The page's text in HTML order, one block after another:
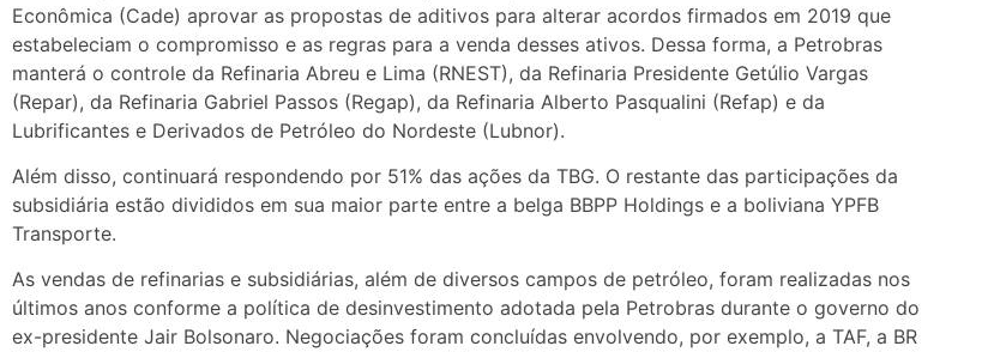
Econômica (Cade) aprovar as propostas de aditivos para alterar acordos firmados em 2019 que
estabeleciam o compromisso e as regras para a venda desses ativos. Dessa forma, a Petrobras
manterá o controle da Refinaria Abreu e Lima (RNEST), da Refinaria Presidente Getúlio Vargas
(Repar), da Refinaria Gabriel Passos (Regap), da Refinaria Alberto Pasqualini (Refap) e da
Lubrificantes e Derivados de Petróleo do Nordeste (Lubnor).
Além disso, continuará respondendo por 51% das ações da TBG. O restante das participações da
subsidiária estão divididos em sua maior parte entre a belga BBPP Holdings e a boliviana YPFB
Transporte.
As vendas de refinarias e subsidiárias, além de diversos campos de petróleo, foram realizadas nos
últimos anos conforme a política de desinvestimento adotada pela Petrobras durante o governo do
ex-presidente Jair Bolsonaro. Negociações foram concluídas envolvendo, por exemplo, a TAF, a BR